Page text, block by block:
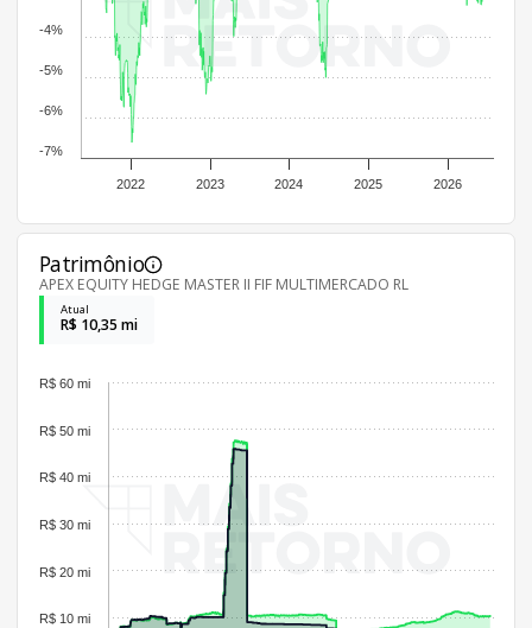
2022 2023 2024 2025 2026
-7%
-6%
-5%
-4%
Patrimônio
APEX EQUITY HEDGE MASTER II FIF MULTIMERCADO RL
Atual
R$ 10,35 mi
R$ 10 mi
R$ 20 mi
R$ 30 mi
R$ 40 mi
R$ 50 mi
R$ 60 mi